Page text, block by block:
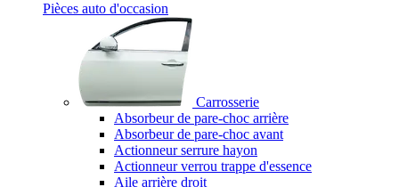
Pièces auto d'occasion
Carrosserie
Absorbeur de pare-choc arrière
Absorbeur de pare-choc avant
Actionneur serrure hayon
Actionneur verrou trappe d'essence
Aile arrière droit